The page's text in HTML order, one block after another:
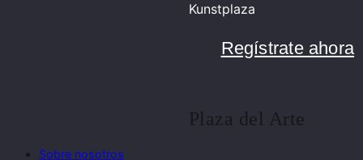
Kunstplaza
Regístrate ahora
Plaza del Arte
Sobre nosotros